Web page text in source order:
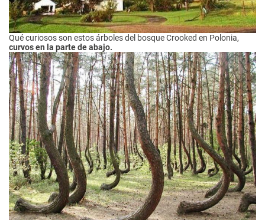
Qué curiosos son estos árboles del bosque Crooked en Polonia,
curvos en la parte de abajo.